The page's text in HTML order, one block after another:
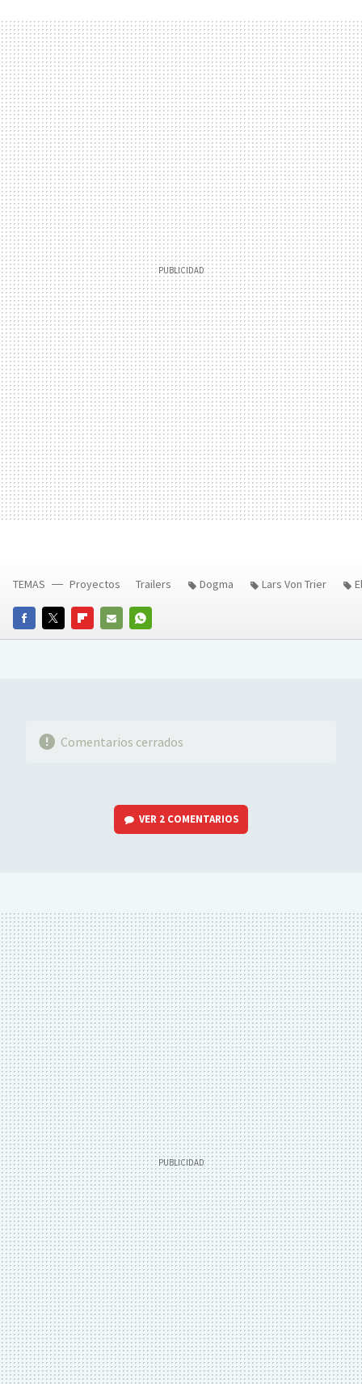
FACEBOOKTWITTERFLIPBOARD
E-
WHATSAPP
TEMAS Proyectos Trailers Dogma Lars Von Trier
Comentarios cerrados
VER 2 COMENTARIOS